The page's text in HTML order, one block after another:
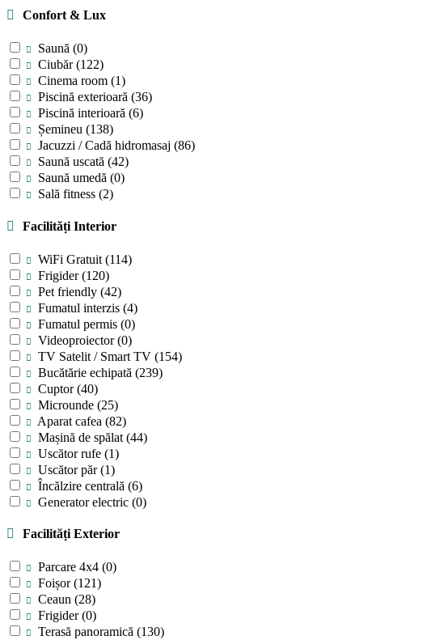
Confort & Lux
Saună (0)
Ciubăr(122)
Cinema room (1)
Piscină exterioară (36)
Piscină interioară (6)
Șemineu (138)
Jacuzzi / Cadă hidromasaj (86)
Saună uscată (42)
Saună umedă (0)
Sală fitness (2)
Facilități Interior
WiFi Gratuit (114)
Frigider(120)
Pet friendly (42)
Fumatul interzis (4)
Fumatul permis (0)
Videoproiector(0)
TV Satelit / Smart TV (154)
Bucătărie echipată (239)
Cuptor(40)
Microunde (25)
Aparat cafea (82)
Mașină de spălat (44)
Uscător rufe (1)
Uscător păr(1)
Încălzire centrală (6)
Generator electric (0)
Facilități Exterior
Parcare 4x4 (0)
Foișor(121)
Ceaun (28)
Frigider(0)
Terasă panoramică (130)